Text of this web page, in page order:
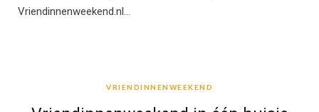
Vriendinnenweekend.nl…
VRIENDINNENWEEKEND